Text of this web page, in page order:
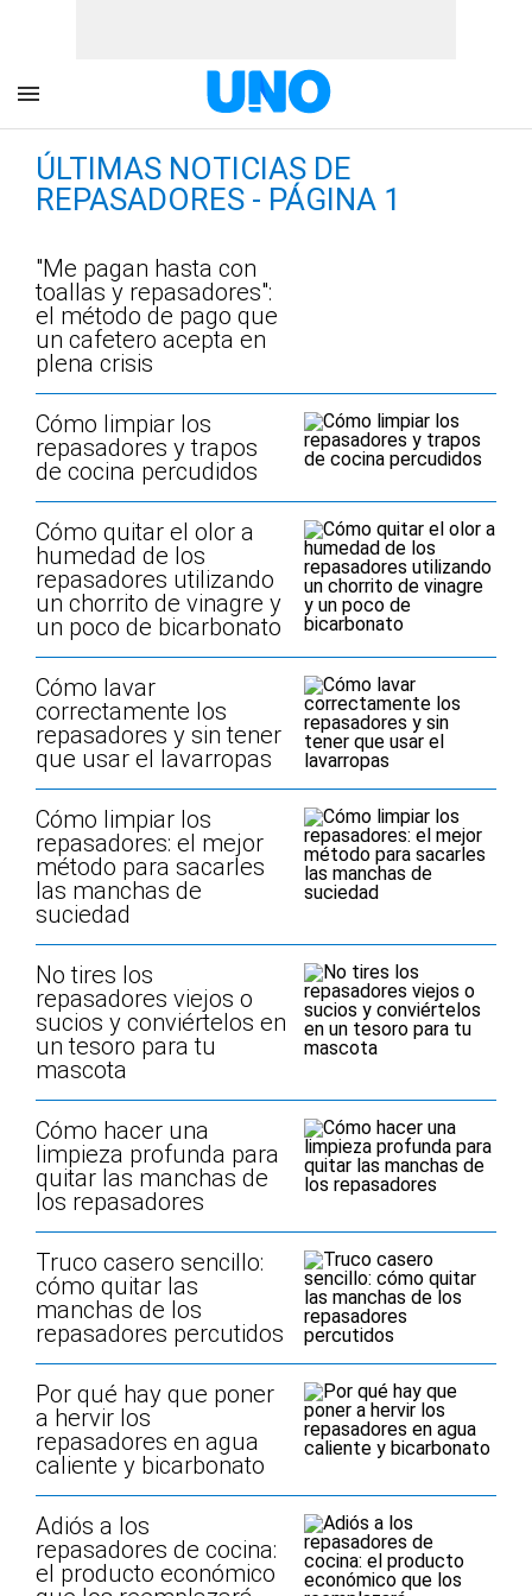
ÚLTIMAS NOTICIAS DE
REPASADORES - PÁGINA 1
"Me pagan hasta con
toallas y repasadores":
el método de pago que
un cafetero acepta en
plena crisis
Cómo limpiar los
repasadores y trapos
de cocina percudidos
Cómo quitar el olor a
humedad de los
repasadores utilizando
un chorrito de vinagre y
un poco de bicarbonato
Cómo lavar
correctamente los
repasadores y sin tener
que usar el lavarropas
Cómo limpiar los
repasadores: el mejor
método para sacarles
las manchas de
suciedad
No tires los
repasadores viejos o
sucios y conviértelos en
un tesoro para tu
mascota
Cómo hacer una
limpieza profunda para
quitar las manchas de
los repasadores
Truco casero sencillo:
cómo quitar las
manchas de los
repasadores percutidos
Por qué hay que poner
a hervir los
repasadores en agua
caliente y bicarbonato
Adiós a los
repasadores de cocina:
el producto económico